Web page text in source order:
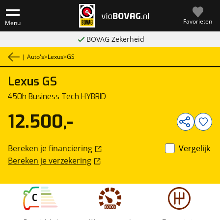
Menu Favorieten
BOVAG Zekerheid
| Auto's>Lexus>GS
Lexus GS
450h Business Tech HYBRID
C
12.500,-
Bereken je financiering
Bereken je verzekering
Vergelijk